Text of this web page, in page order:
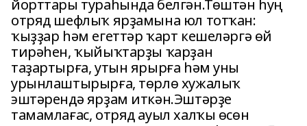
йорттары тураһында белгән.Төштән һуң
отряд шефлыҡ ярҙамына юл тотҡан:
ҡыҙҙар һәм егеттәр ҡарт кешеләргә өй
тирәһен, ҡыйыҡтарҙы ҡарҙан
таҙартырға, утын ярырға һәм уны
урынлаштырырға, төрлө хужалыҡ
эштәрендә ярҙам иткән.Эштәрҙе
тамамлағас, отряд ауыл халҡы өсөн